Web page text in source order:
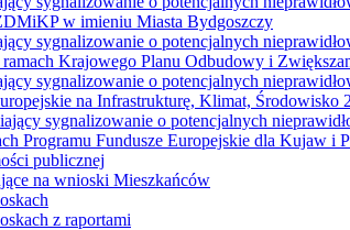
w imieniu Miasta Bydgoszczy
sygnalizowanie o potencjalnych
Krajowego Planu Odbudowy i
sygnalizowanie o potencjalnych
na Infrastrukturę, Klimat, Środowisko
sygnalizowanie o potencjalnych
Programu Fundusze Europejskie dla Kujaw i
publicznej
na wnioski Mieszkańców
z raportami